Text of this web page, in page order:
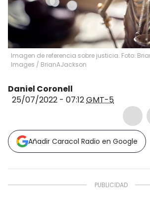
Imagen de referencia sobre justicia. Foto:
Images / BrianAJackson
Daniel Coronell
25/07/2022 - 07:12GMT-5
Añadir Caracol Radio en Google